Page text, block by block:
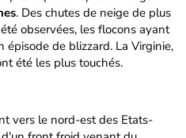
. Des chutes de neige de plus
observées, les flocons ayant
de blizzard. La Virginie,
été les plus touchés.
vers le nord-est des Etats-